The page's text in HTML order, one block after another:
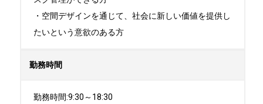
・空間デザインを通じて、社会に新しい価値を提供し
たいという意欲のある方
勤務時間
勤務時間:9:30～18:30